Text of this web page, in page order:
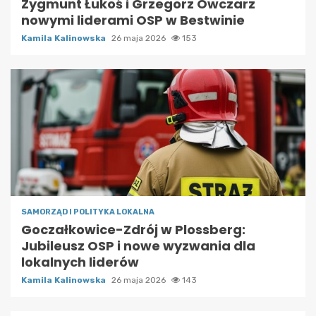
Zygmunt Łukoś i Grzegorz Owczarz
nowymi liderami OSP w Bestwinie
Kamila Kalinowska 26 maja 2026 153
SAMORZĄD I POLITYKA LOKALNA
Goczałkowice-Zdrój w Plossberg:
Jubileusz OSP i nowe wyzwania dla
lokalnych liderów
Kamila Kalinowska 26 maja 2026 143